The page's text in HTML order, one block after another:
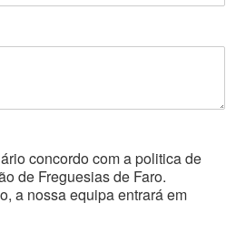
r
concordo com a politica de
de Freguesias de Faro.
a nossa equipa entrará em